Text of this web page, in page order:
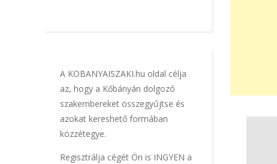
A KOBANYAISZAKI.hu oldal célja
az, hogy a Kőbányán dolgozó
szakembereket összegyűjtse és
azokat kereshető formában
közzétegye.
Regisztrálja cégét Ön is INGYEN a